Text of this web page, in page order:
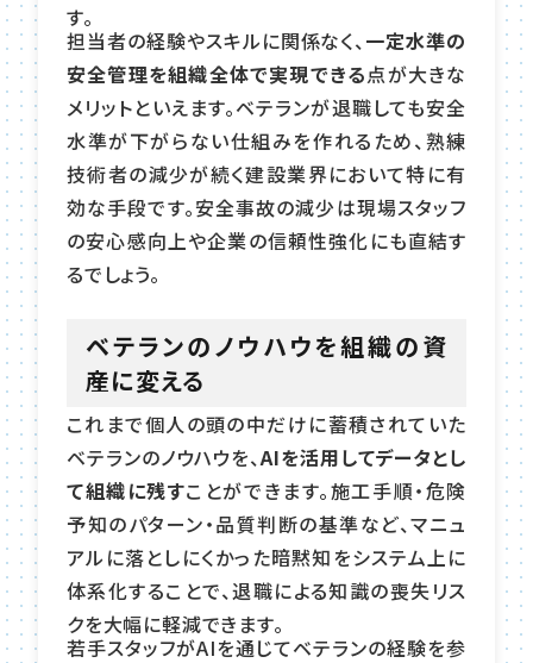
す。
担当者の経験やスキルに関係なく、一定水準の
安全管理を組織全体で実現できる点が大きな
メリットといえます。ベテランが退職しても安全
水準が下がらない仕組みを作れるため、熟練
技術者の減少が続く建設業界において特に有
効な手段です。安全事故の減少は現場スタッフ
の安心感向上や企業の信頼性強化にも直結す
るでしょう。
ベテランのノウハウを組織の資
産に変える
これまで個人の頭の中だけに蓄積されていた
ベテランのノウハウを、AIを活用してデータとし
て組織に残すことができます。施工手順・危険
予知のパターン・品質判断の基準など、マニュ
アルに落としにくかった暗黙知をシステム上に
体系化することで、退職による知識の喪失リス
クを大幅に軽減できます。
若手スタッフがAIを通じてベテランの経験を参